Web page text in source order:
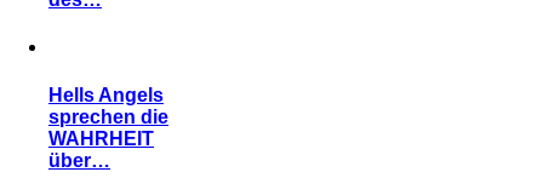
Hells Angels
sprechen die
WAHRHEIT
über…